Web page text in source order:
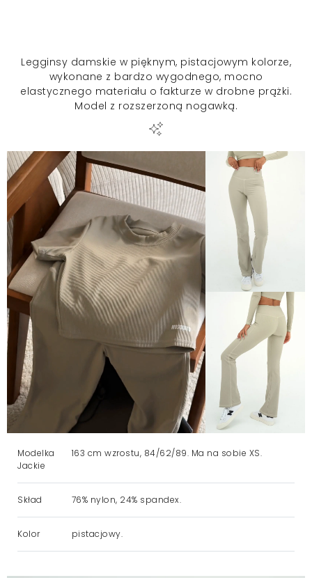
Legginsy damskie w pięknym, pistacjowym kolorze,
wykonane z bardzo wygodnego, mocno
elastycznego materiału o fakturze w drobne prążki.
Model z rozszerzoną nogawką.
Modelka
Jackie
163 cm wzrostu, 84/62/89. Ma na sobie XS.
Skład 76% nylon, 24% spandex.
Kolor pistacjowy.